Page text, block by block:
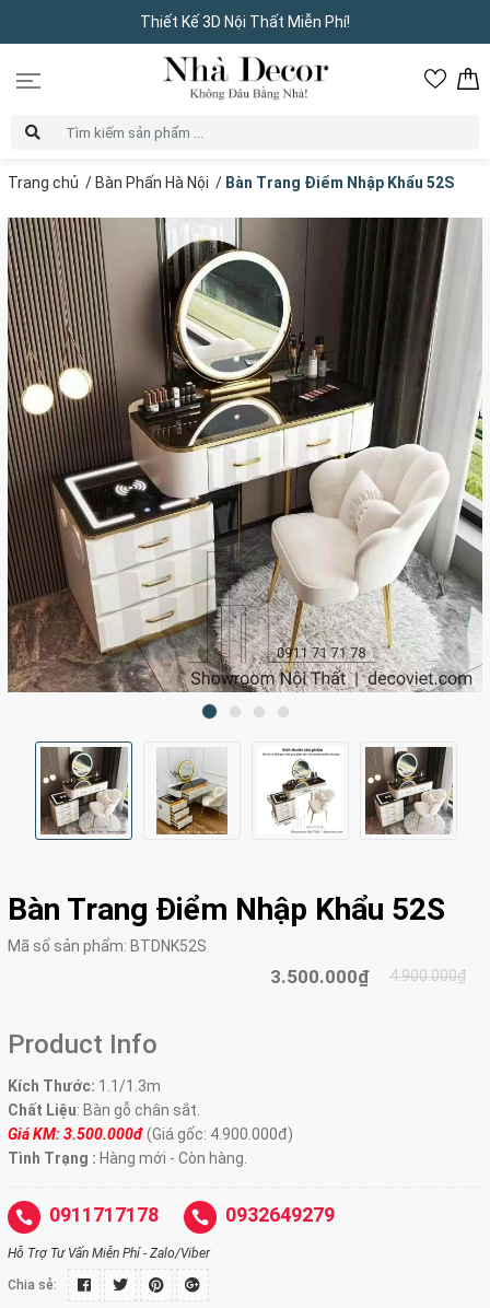
Thiết Kế 3D Nội Thất Miễn Phí!
Trang chủ / Bàn Phấn Hà Nội / Bàn Trang Điểm Nhập Khẩu 52S
Bàn Trang Điểm Nhập Khẩu 52S
Mã số sản phẩm: BTDNK52S
3.500.000₫ 4.900.000₫
Product Info
Kích Thước: 1.1/1.3m
Chất Liệu: Bàn gỗ chân sắt.
Giá KM: 3.500.000đ(Giá gốc: 4.900.000đ)
Tình Trạng : Hàng mới - Còn hàng.
0911717178 0932649279
Hỗ Trợ Tư Vấn Miễn Phí - Zalo/Viber
Chia sẻ: